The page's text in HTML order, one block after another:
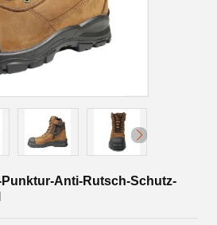
Anti-Rutsch-Schutz-